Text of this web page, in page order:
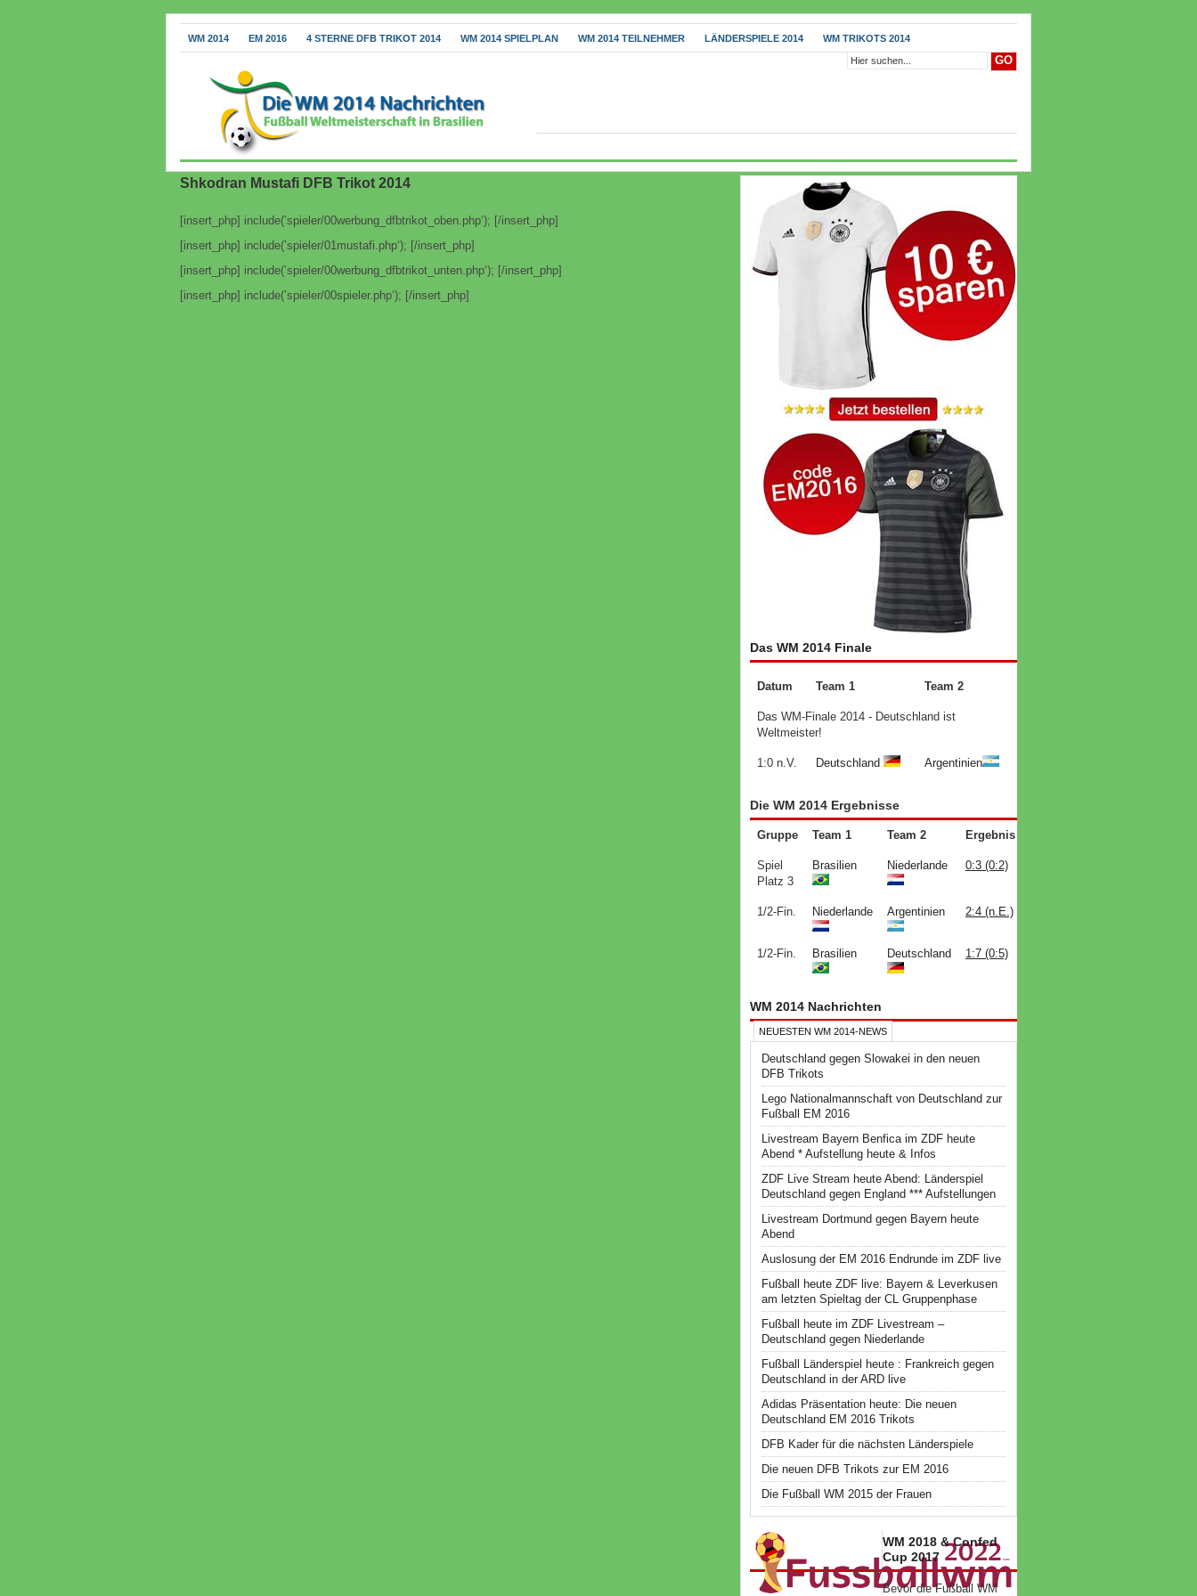
WM 2014 EM 2016 4 STERNE DFB TRIKOT 2014 WM 2014 SPIELPLAN WM 2014 TEILNEHMER LÄNDERSPIELE 2014 WM TRIKOTS 2014
Shkodran Mustafi DFB Trikot 2014
[insert_php] include(’spieler/00werbung_dfbtrikot_oben.php‘); [/insert_php]
[insert_php] include(’spieler/01mustafi.php‘); [/insert_php]
[insert_php] include(’spieler/00werbung_dfbtrikot_unten.php‘); [/insert_php]
[insert_php] include(’spieler/00spieler.php‘); [/insert_php]
Das WM 2014 Finale
Datum Team 1 Team 2
Das WM-Finale 2014 - Deutschland ist
Weltmeister!
1:0 n.V. Deutschland Argentinien
Die WM 2014 Ergebnisse
Gruppe Team 1 Team 2 Ergebnis
Spiel
Platz 3
Brasilien Niederlande 0:3 (0:2)
1/2-Fin. Niederlande Argentinien 2:4 (n.E.)
1/2-Fin. Brasilien Deutschland 1:7 (0:5)
WM 2014 Nachrichten
NEUESTEN WM 2014-NEWS
Deutschland gegen Slowakei in den neuen
DFB Trikots
Lego Nationalmannschaft von Deutschland zur
Fußball EM 2016
Livestream Bayern Benfica im ZDF heute
Abend * Aufstellung heute & Infos
ZDF Live Stream heute Abend: Länderspiel
Deutschland gegen England *** Aufstellungen
Livestream Dortmund gegen Bayern heute
Abend
Auslosung der EM 2016 Endrunde im ZDF live
Fußball heute ZDF live: Bayern & Leverkusen
am letzten Spieltag der CL Gruppenphase
Fußball heute im ZDF Livestream –
Deutschland gegen Niederlande
Fußball Länderspiel heute : Frankreich gegen
Deutschland in der ARD live
Adidas Präsentation heute: Die neuen
Deutschland EM 2016 Trikots
DFB Kader für die nächsten Länderspiele
Die neuen DFB Trikots zur EM 2016
Die Fußball WM 2015 der Frauen
WM 2018 & Confed
Cup 2017
Bevor die Fußball WM